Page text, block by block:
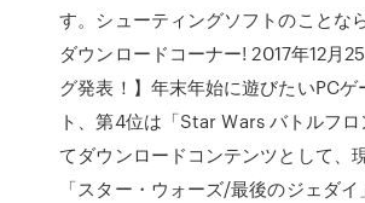
す。シューティングソフトのことな
ダウンロードコーナー! 2017年12月
グ発表！】年末年始に遊びたいPCゲ
ト、第4位は「Star Wars バトルフロ
てダウンロードコンテンツとして、
「スター・ウォーズ/最後のジェダ